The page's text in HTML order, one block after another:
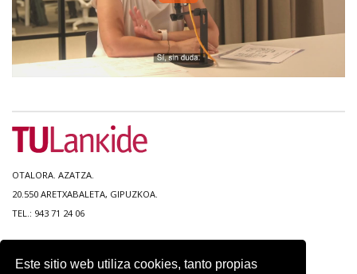
Este sitio web utiliza cookies, tanto propias
OTALORA. AZATZA.
20.550 ARETXABALETA, GIPUZKOA.
TEL.: 943 71 24 06
ACCESIBILIDAD